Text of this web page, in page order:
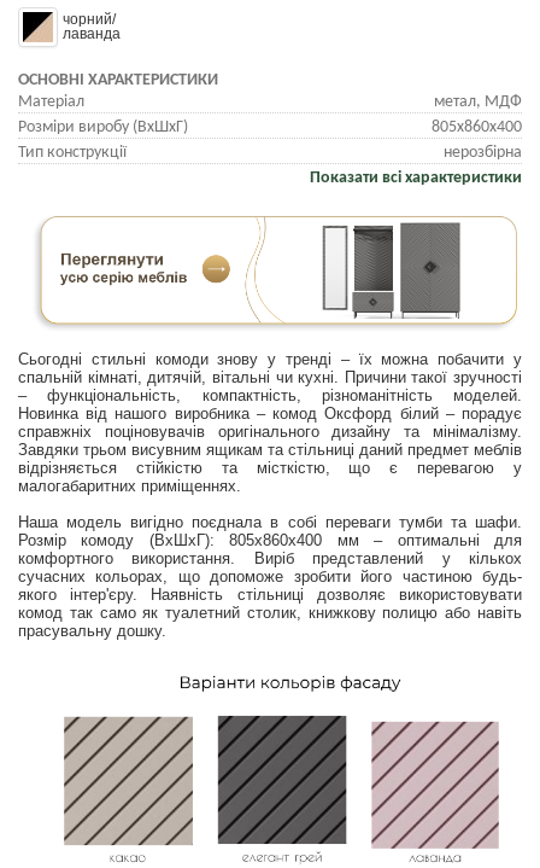
чорний/
лаванда
ОСНОВНІ ХАРАКТЕРИСТИКИ
Матеріал
метал, МДФ
Розміри виробу (ВхШхГ)
805х860х400
Тип конструкції
нерозбірна
Показати всі характеристики
Сьогодні стильні комоди знову у тренді – їх можна побачити у
спальній кімнаті, дитячій, вітальні чи кухні. Причини такої зручності
– функціональність, компактність, різноманітність моделей.
Новинка від нашого виробника – комод Оксфорд білий – порадує
справжніх поціновувачів оригінального дизайну та мінімалізму.
Завдяки трьом висувним ящикам та стільниці даний предмет меблів
відрізняється стійкістю та місткістю, що є перевагою у
малогабаритних приміщеннях.
Наша модель вигідно поєднала в собі переваги тумби та шафи.
Розмір комоду (ВхШхГ): 805х860х400 мм – оптимальні для
комфортного використання. Виріб представлений у кількох
сучасних кольорах, що допоможе зробити його частиною будь-
якого інтер'єру. Наявність стільниці дозволяє використовувати
комод так само як туалетний столик, книжкову полицю або навіть
прасувальну дошку.